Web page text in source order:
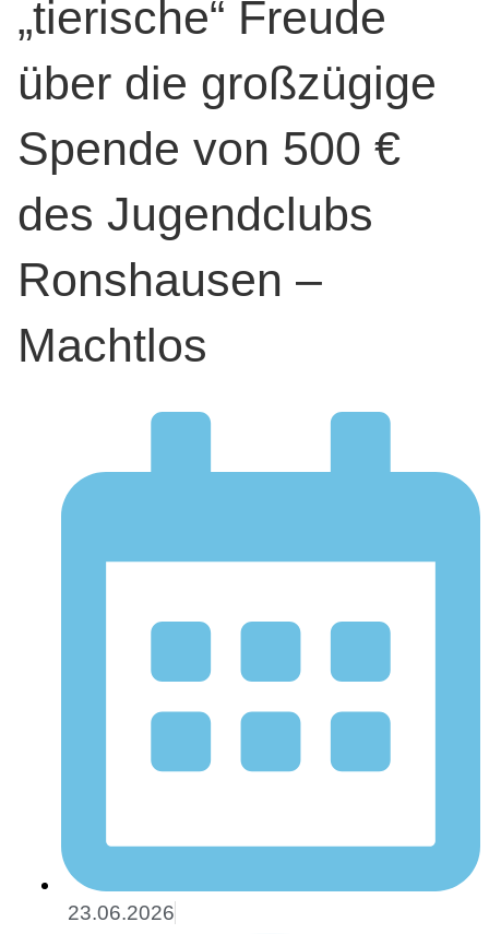
„tierische“ Freude
über die großzügige
Spende von 500 €
des Jugendclubs
Ronshausen –
Machtlos
23.06.2026